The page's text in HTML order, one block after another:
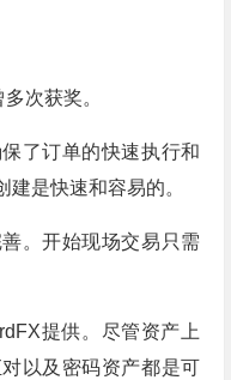
次获奖。
了订单的快速执行和
是快速和容易的。
。开始现场交易只需
提供。尽管资产上
以及密码资产都是可